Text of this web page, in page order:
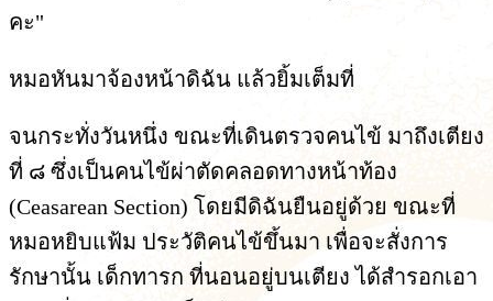
คะ"
หมอหันมาจ้องหน้าดิฉัน แล้วยิ้มเต็มที่
จนกระทั่งวันหนึ่ง ขณะที่เดินตรวจคนไข้ มาถึงเตียง
ที่ ๘ ซึ่งเป็นคนไข้ผ่าตัดคลอดทางหน้าท้อง
(Ceasarean Section) โดยมีดิฉันยืนอยู่ด้วย ขณะที่
หมอหยิบแฟ้ม ประวัติคนไข้ขึ้นมา เพื่อจะสั่งการ
รักษานั้น เด็กทารก ที่นอนอยู่บนเตียง ได้สำรอกเอา